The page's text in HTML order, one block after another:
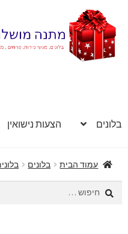
לניווט
לדלג
לתוכן
בלונים הצעות נישואין
עמוד הבית בלונים
חיפוש: